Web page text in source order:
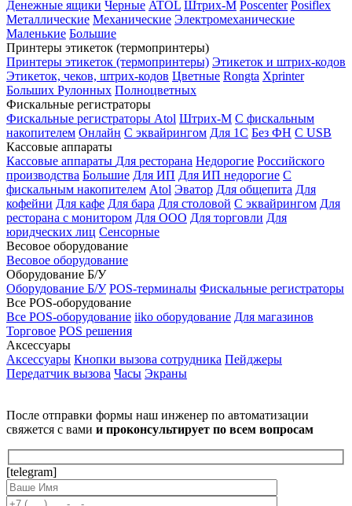
Денежные ящики Черные ATOL Штрих-М Poscenter Posiflex
Металлические Механические Электромеханические
Маленькие Большие
Принтеры этикеток (термопринтеры)
Принтеры этикеток (термопринтеры) Этикеток и штрих-кодов
Этикеток, чеков, штрих-кодов Цветные Rongta Xprinter
Больших Рулонных Полноцветных
Фискальные регистраторы
Фискальные регистраторы Atol Штрих-М С фискальным
накопителем Онлайн С эквайрингом Для 1С Без ФН С USB
Кассовые аппараты
Кассовые аппараты Для ресторана Недорогие Российского
производства Большие Для ИП Для ИП недорогие С
фискальным накопителем Atol Эватор Для общепита Для
кофейни Для кафе Для бара Для столовой С эквайрингом Для
ресторана с монитором Для ООО Для торговли Для
юридческих лиц Сенсорные
Весовое оборудование
Весовое оборудование
Оборудование Б/У
Оборудование Б/У POS-терминалы Фискальные регистраторы
Все POS-оборудование
Все POS-оборудование iiko оборудование Для магазинов
Торговое POS решения
Аксессуары
Аксессуары Кнопки вызова сотрудника Пейджеры
Передатчик вызова Часы Экраны
После отправки формы наш инженер по автоматизации
свяжется с вами и проконсультирует по всем вопросам
[telegram]